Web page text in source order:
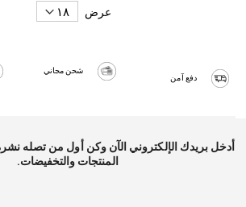
عرض